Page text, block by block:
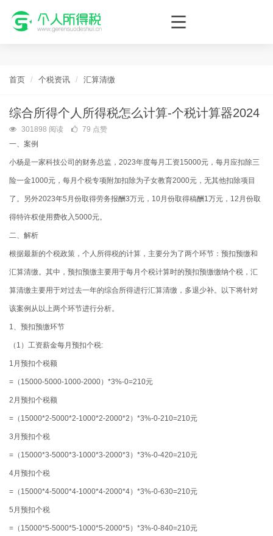
个人所得税网，最新个税资讯平台，您的个税管理专家！
首页 个税资讯 汇算清缴
综合所得个人所得税怎么计算-个税计算器2024
301898 阅读
79 点赞
一、案例
小杨是一家科技公司的财务总监，2023年度每月工资15000元，每月应扣除三
险一金1000元，每月个税专项附加扣除为子女教育2000元，无其他扣除项目
了。另外2023年5月份取得劳务报酬3万元，10月份取得稿酬1万元，12月份取
得特许权使用费收入5000元。
二、解析
根据最新的个税政策，个人所得税的计算，主要分为了两个环节：预扣预缴和
汇算清缴。其中，预扣预缴主要用于每月个税计算时的预扣预缴缴纳个税，汇
算清缴主要用于对过去一年的综合所得进行汇算清缴，多退少补。以下将针对
该案例从以上两个环节进行分析。
1、预扣预缴环节
（1）工资薪金每月预扣个税:
1月预扣个税额
=（15000-5000-1000-2000）*3%-0=210元
2月预扣个税额
=（15000*2-5000*2-1000*2-2000*2）*3%-0-210=210元
3月预扣个税
=（15000*3-5000*3-1000*3-2000*3）*3%-0-420=210元
4月预扣个税
=（15000*4-5000*4-1000*4-2000*4）*3%-0-630=210元
5月预扣个税
=（15000*5-5000*5-1000*5-2000*5）*3%-0-840=210元